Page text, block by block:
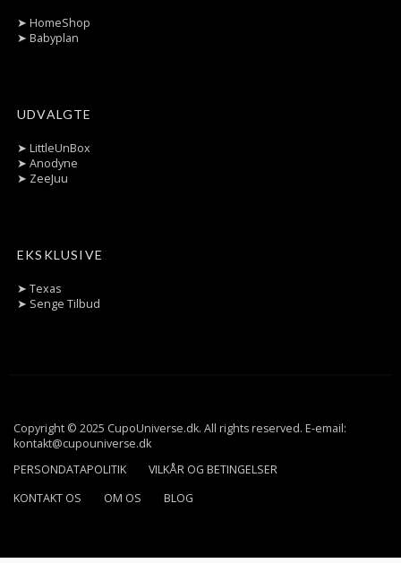
➤ HomeShop
➤ Babyplan
UDVALGTE
➤ LittleUnBox
➤ Anodyne
➤ ZeeJuu
EKSKLUSIVE
➤ Texas
➤ Senge Tilbud
Copyright © 2025 CupoUniverse.dk. All rights reserved. E-email:
kontakt@cupouniverse.dk
PERSONDATAPOLITIK
VILKÅR OG BETINGELSER
KONTAKT OS
OM OS BLOG